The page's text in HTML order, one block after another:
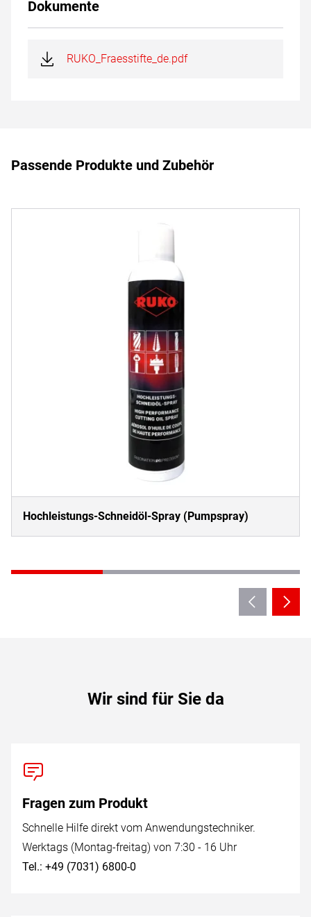
Dokumente
RUKO_Fraesstifte_de.pdf
Passende Produkte und Zubehör
Hochleistungs-Schneidöl-Spray (Pumpspray)
Wir sind für Sie da
Fragen zum Produkt
Schnelle Hilfe direkt vom Anwendungstechniker.
Werktags (Montag-freitag) von 7:30 - 16 Uhr
Tel.: +49 (7031) 6800-0